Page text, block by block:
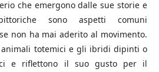
che emergono dalle sue storie e
sono aspetti comuni
non ha mai aderito al movimento.
totemici e gli ibridi dipinti o
e riflettono il suo gusto per il